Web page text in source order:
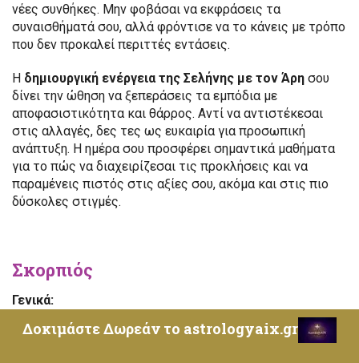
νέες συνθήκες. Μην φοβάσαι να εκφράσεις τα
συναισθήματά σου, αλλά φρόντισε να το κάνεις με τρόπο
που δεν προκαλεί περιττές εντάσεις.
Η δημιουργική ενέργεια της Σελήνης με τον Άρη σου
δίνει την ώθηση να ξεπεράσεις τα εμπόδια με
αποφασιστικότητα και θάρρος. Αντί να αντιστέκεσαι
στις αλλαγές, δες τες ως ευκαιρία για προσωπική
ανάπτυξη. Η ημέρα σου προσφέρει σημαντικά μαθήματα
για το πώς να διαχειρίζεσαι τις προκλήσεις και να
παραμένεις πιστός στις αξίες σου, ακόμα και στις πιο
δύσκολες στιγμές.
Σκορπιός
Γενικά:
Η σημερινή ημέρα φέρνει στο προσκήνιο θέματα που
Δοκιμάστε Δωρεάν το astrologyaix.gr